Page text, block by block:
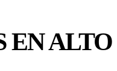
EN ALTO